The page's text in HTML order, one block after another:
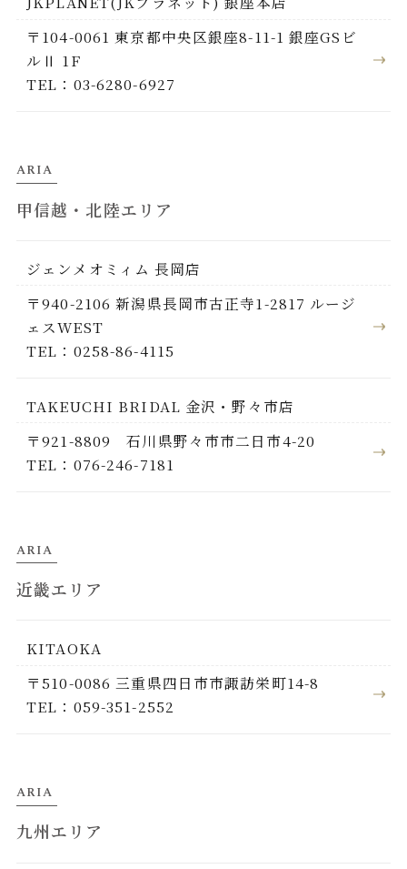
〒104-0061 東京都中央区銀座8-11-1 銀座GSビ
ルⅡ 1F
TEL：03-6280-6927
ARIA
甲信越・北陸エリア
ジェンメオミィム 長岡店
〒940-2106 新潟県長岡市古正寺1-2817 ルージ
ェスWEST
TEL：0258-86-4115
TAKEUCHI BRIDAL 金沢・野々市店
〒921-8809 石川県野々市市二日市4-20
TEL：076-246-7181
ARIA
近畿エリア
KITAOKA
〒510-0086 三重県四日市市諏訪栄町14-8
TEL：059-351-2552
ARIA
九州エリア